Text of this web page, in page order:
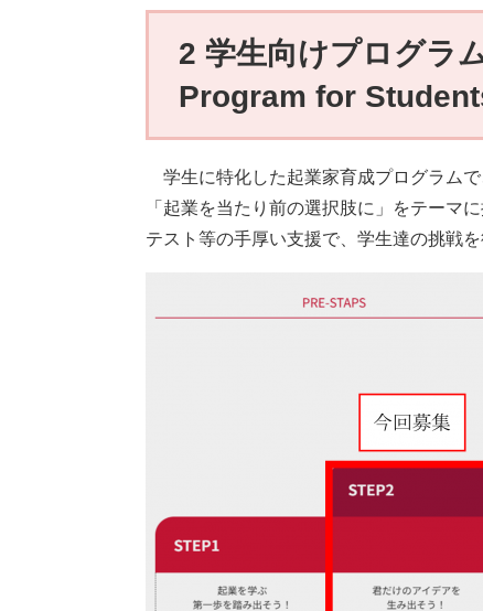
2 学生向けプログラ
Program for
学生に特化した起業家育成プログラムで
「起業を当たり前の選択肢に」をテーマ
テスト等の手厚い支援で、学生達の挑戦